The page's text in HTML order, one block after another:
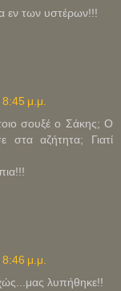
εν των υστέρων!!!
8:45 μ.μ.
σουξέ ο Σάκης; Ο
στα αζήτητα; Γιατί
8:46 μ.μ.
λυπήθηκε!!